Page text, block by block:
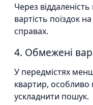
Через
вартість поїздок
справах.
4. Обмежені
У передмістях
квартир,
ускладнити пошук.